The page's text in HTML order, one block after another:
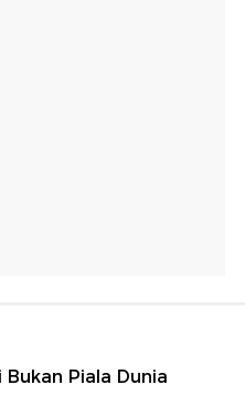
Piala Dunia